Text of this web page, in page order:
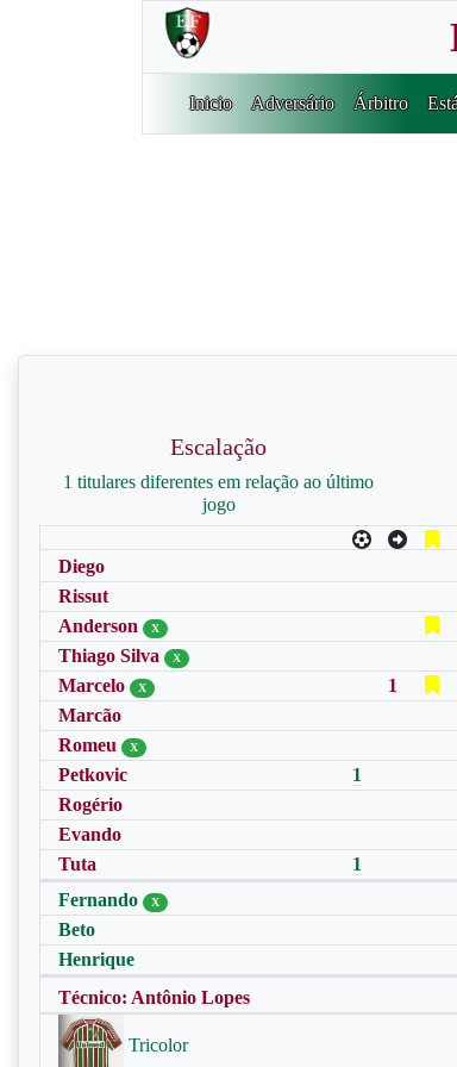
Inicio Adversário Árbitro
Escalação
1 titulares diferentes em relação ao último
jogo
Diego
Rissut
Anderson
X
Thiago Silva X
Marcelo X
1
Marcão
Romeu
X
Petkovic
1
Rogério
Evando
Tuta
1
Fernando
X
Beto
Henrique
Técnico: Antônio Lopes
Tricolor